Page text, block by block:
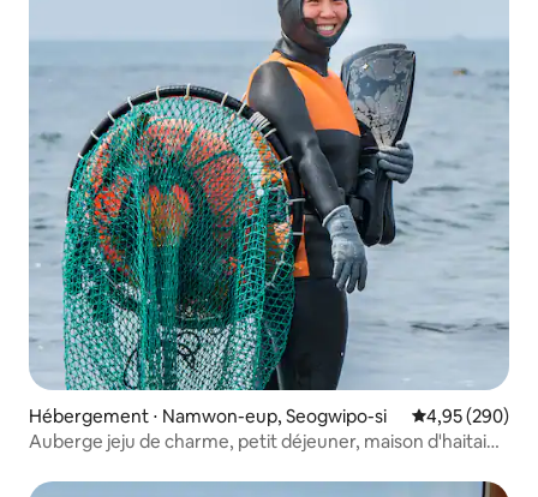
Hébergement ⋅ Namwon-eup, Seogwipo-si Évaluation
4,95 (290)
Auberge jeju de charme, petit déjeuner, maison d'haitai